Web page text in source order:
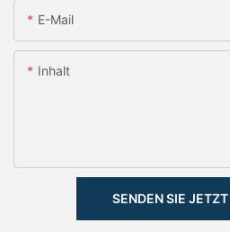
E-Mail
Inhalt
SENDEN SIE